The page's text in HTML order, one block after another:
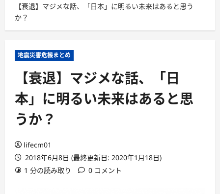
【衰退】マジメな話、「日本」に明るい未来はあると思う
か？
地震災害危機まとめ
【衰退】マジメな話、「日
本」に明るい未来はあると思
うか？
lifecm01
2018年6月8日 (最終更新日: 2020年1月18日)
1 分の読み取り
0 コメント